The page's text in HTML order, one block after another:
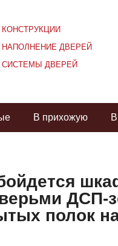
КОНСТРУКЦИИ
НАПОЛНЕНИЕ ДВЕРЕЙ
СИСТЕМЫ ДВЕРЕЙ
В прихожую
ДСП-
полок